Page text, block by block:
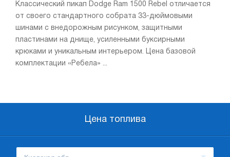
Классический пикап Dodge Ram 1500 Rebel отличается
от своего стандартного собрата 33-дюймовыми
шинами с внедорожным рисунком, защитными
пластинами на днище, усиленными буксирными
крюками и уникальным интерьером. Цена базовой
комплектации «Ребела» ...
Цена топлива